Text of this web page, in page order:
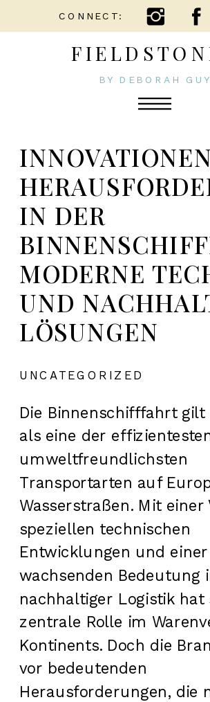
BY DEBORAH GUY
CONNECT:
IN DER
MODERNE
UND
LÖSUNGEN
UNCATEGORIZED
Die Binnenschifffahrt gilt
als eine der
umweltfreundlichsten
Transportarten auf
Wasserstraßen. Mit einer
speziellen technischen
Entwicklungen und
wachsenden Bedeutung
nachhaltiger Logistik hat
zentrale Rolle im
Kontinents. Doch die
vor bedeutenden
Herausforderungen, die